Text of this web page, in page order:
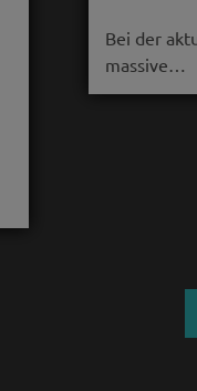
Bei der
massive…